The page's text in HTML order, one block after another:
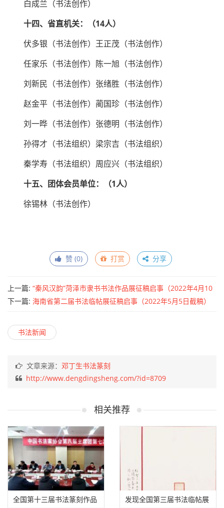
白成兰（书法创作）
十四、省直机关：（14人）
伏多银（书法创作）王正茂（书法创作）
任家乐（书法创作）陈一旭（书法创作）
刘新民（书法创作）张绪胜（书法创作）
赵金平（书法创作）蔺国珍（书法创作）
刘一晔（书法创作）张德明（书法创作）
孙得才（书法组织）梁宗吉（书法组织）
秦学寿（书法组织）周应兴（书法组织）
十五、团体会员单位：（1人）
徐锡林（书法创作）
赞 (0) 打赏 分享
上一篇: “秦风汉韵”菏泽市隶书书法作品展征稿启事（2022年4月10
日截稿）
下一篇: 海南省第二届书法临帖展征稿启事（2022年5月5日截稿）
书法新闻
文章来源： 邓丁生书法篆刻
http://www.dengdingsheng.com/?id=8709
相关推荐
全国第十三届书法篆刻作品
发现全国第三届书法临帖展